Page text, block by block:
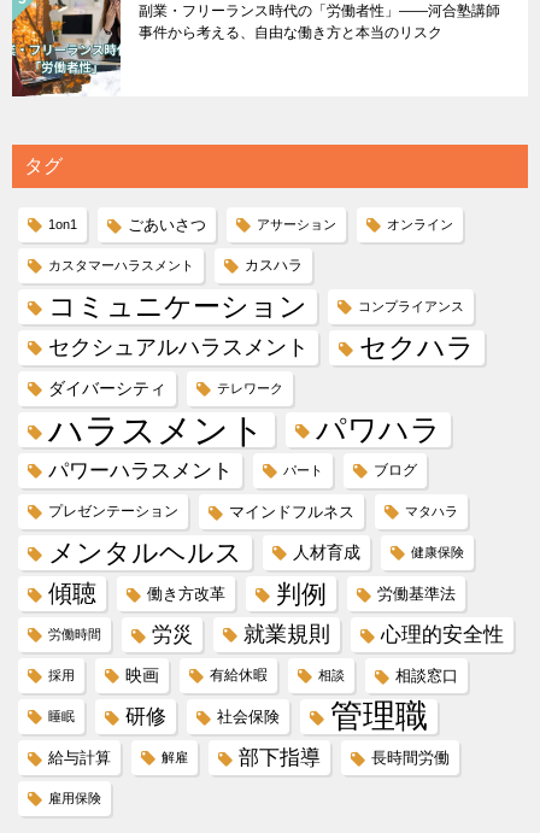
副業・フリーランス時代の「労働者性」――河合塾講師
事件から考える、自由な働き方と本当のリスク
タグ
1on1 ごあいさつ アサーション オンライン
カスタマーハラスメント カスハラ
コミュニケーション コンプライアンス
セクシュアルハラスメント セクハラ
ダイバーシティ テレワーク
ハラスメント パワハラ
パワーハラスメント パート ブログ
プレゼンテーション マインドフルネス マタハラ
メンタルヘルス 人材育成 健康保険
傾聴 働き方改革 判例 労働基準法
労働時間 労災 就業規則 心理的安全性
採用 映画 有給休暇 相談 相談窓口
睡眠 研修 社会保険 管理職
給与計算 解雇 部下指導 長時間労働
雇用保険